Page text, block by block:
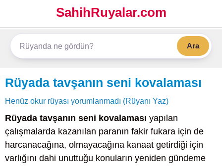
SahihRuyalar.com
Ara
Rüyada tavşanın seni kovalaması
Henüz okur rüyası yorumlanmadı (Rüyanı Yaz)
Rüyada tavşanın seni kovalaması yapılan
çalışmalarda kazanılan paranın fakir fukara için de
harcanacağına, olmayacağına kanaat getirdiği için
varlığını dahi unuttuğu konuların yeniden gündeme